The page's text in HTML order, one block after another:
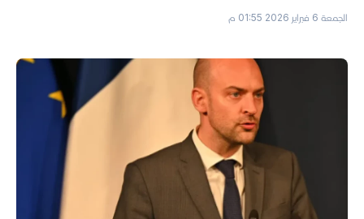
الجمعة 6 فبراير 2026 01:55 م